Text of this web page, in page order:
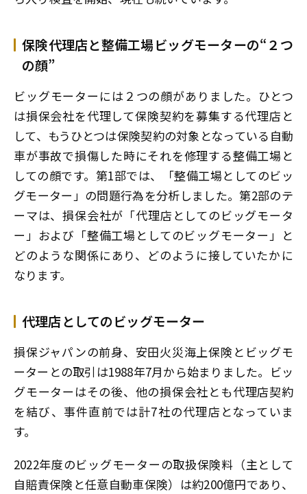
保険代理店と整備工場――ビッグモーターの“２つ
の顔”
ビッグモーターには２つの顔がありました。ひとつ
は損保会社を代理して保険契約を募集する代理店と
して、もうひとつは保険契約の対象となっている自動
車が事故で損傷した時にそれを修理する整備工場と
しての顔です。第1部では、「整備工場としてのビッ
グモーター」の問題行為を分析しました。第2部のテ
ーマは、損保会社が「代理店としてのビッグモータ
ー」および「整備工場としてのビッグモーター」と
どのような関係にあり、どのように接していたか――に
なります。
代理店としてのビッグモーター
損保ジャパンの前身、安田火災海上保険とビッグモ
ーターとの取引は1988年7月から始まりました。ビッ
グモーターはその後、他の損保会社とも代理店契約
を結び、事件直前では計7社の代理店となっていま
す。
2022年度のビッグモーターの取扱保険料（主として
自賠責保険と任意自動車保険）は約200億円であり、